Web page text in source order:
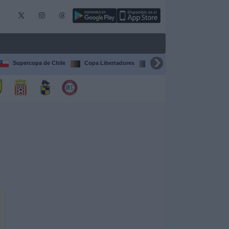
Supercopa de Chile Copa Libertadores Copa Sudamericana